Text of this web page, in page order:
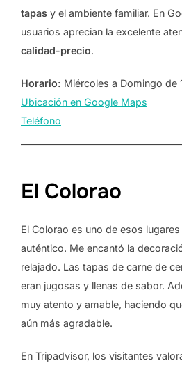
tapas y el ambiente familiar. En
usuarios aprecian la excelente
calidad-precio.
Horario: Miércoles a Domingo de
Ubicación en Google Maps
Teléfono
El Colorao
El Colorao es uno de esos
auténtico. Me encantó la
relajado. Las tapas de carne de
eran jugosas y llenas de sabor.
muy atento y amable, haciendo
aún más agradable.
En Tripadvisor, los visitantes